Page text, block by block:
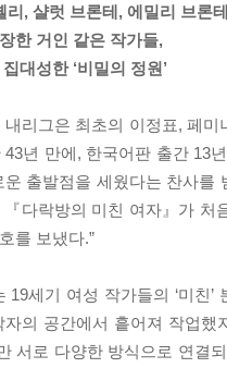
리, 샬럿 브론테, 에밀리 브론
한 거인 같은 작가들,
대성한 ‘비밀의 정원’
리그은 최초의 이정표, 페
년 만에, 한국어판 출간 13
출발점을 세웠다는 찬사
다락방의 미친 여자』가 처
를 보냈다.”
19세기 여성 작가들의 ‘미친
자의 공간에서 흩어져 작업
서로 다양한 방식으로 연결